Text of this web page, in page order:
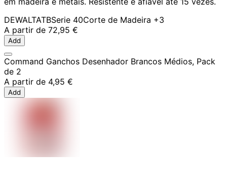
DEWALTATBSerie 40Corte de Madeira +3
A partir de 72,95 €
Add
Command Ganchos Desenhador Brancos Médios, Pack
de 2
A partir de 4,95 €
Add